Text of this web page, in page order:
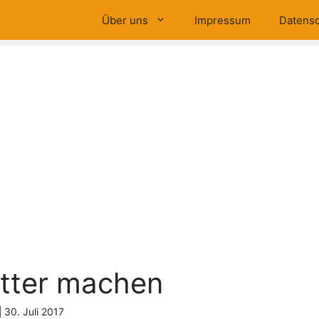
Über uns Impressum
machen
30. Juli 2017